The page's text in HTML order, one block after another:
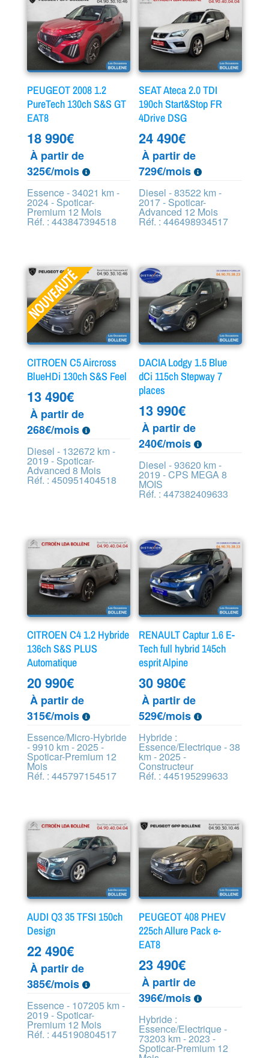
PEUGEOT 2008 1.2
PureTech 130ch S&S GT
EAT8
18 990€
À partir de
325€/mois
Essence - 34021 km -
2024 - Spoticar-
Premium 12 Mois
Réf. : 443847394518
SEAT Ateca 2.0 TDI
190ch Start&Stop FR
4Drive DSG
24 490€
À partir de
729€/mois
Diesel - 83522 km -
2017 - Spoticar-
Advanced 12 Mois
Réf. : 446498934517
CITROEN C5 Aircross
BlueHDi 130ch S&S Feel
13 490€
À partir de
268€/mois
Diesel - 132672 km -
2019 - Spoticar-
Advanced 8 Mois
Réf. : 450951404518
DACIA Lodgy 1.5 Blue
dCi 115ch Stepway 7
places
13 990€
À partir de
240€/mois
Diesel - 93620 km -
2019 - CPS MEGA 8
MOIS
Réf. : 447382409633
CITROEN C4 1.2 Hybride
136ch S&S PLUS
Automatique
20 990€
À partir de
315€/mois
Essence/Micro-Hybride
- 9910 km - 2025 -
Spoticar-Premium 12
Mois
Réf. : 445797154517
RENAULT Captur 1.6 E-
Tech full hybrid 145ch
esprit Alpine
30 980€
À partir de
529€/mois
Hybride :
Essence/Electrique - 38
km - 2025 -
Constructeur
Réf. : 445195299633
AUDI Q3 35 TFSI 150ch
Design
22 490€
À partir de
385€/mois
Essence - 107205 km -
2019 - Spoticar-
Premium 12 Mois
Réf. : 445190804517
PEUGEOT 408 PHEV
225ch Allure Pack e-
EAT8
23 490€
À partir de
396€/mois
Hybride :
Essence/Electrique -
73203 km - 2023 -
Spoticar-Premium 12